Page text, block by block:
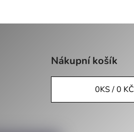
Nákupní košík
0KS /0 KČ